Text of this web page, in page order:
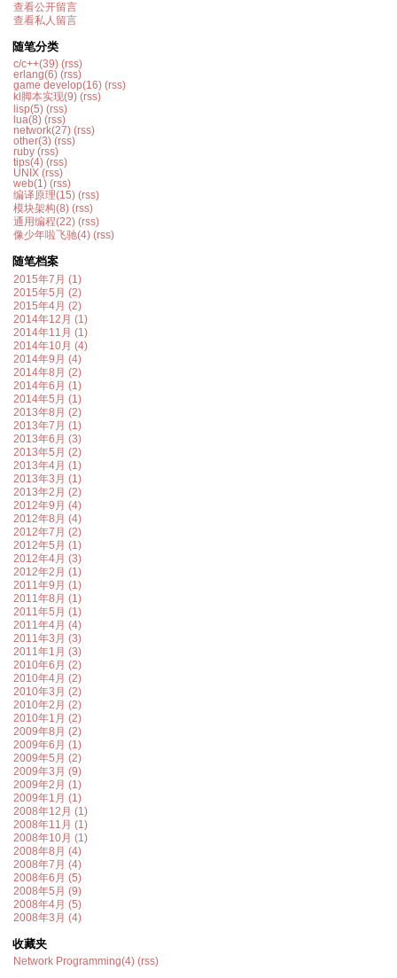
查看公开留言
查看私人留言
随笔分类
c/c++(39) (rss)
erlang(6) (rss)
game develop(16) (rss)
kl脚本实现(9) (rss)
lisp(5) (rss)
lua(8) (rss)
network(27) (rss)
other(3) (rss)
ruby (rss)
tips(4) (rss)
UNIX (rss)
web(1) (rss)
编译原理(15) (rss)
模块架构(8) (rss)
通用编程(22) (rss)
像少年啦飞驰(4) (rss)
随笔档案
2015年7月 (1)
2015年5月 (2)
2015年4月 (2)
2014年12月 (1)
2014年11月 (1)
2014年10月 (4)
2014年9月 (4)
2014年8月 (2)
2014年6月 (1)
2014年5月 (1)
2013年8月 (2)
2013年7月 (1)
2013年6月 (3)
2013年5月 (2)
2013年4月 (1)
2013年3月 (1)
2013年2月 (2)
2012年9月 (4)
2012年8月 (4)
2012年7月 (2)
2012年5月 (1)
2012年4月 (3)
2012年2月 (1)
2011年9月 (1)
2011年8月 (1)
2011年5月 (1)
2011年4月 (4)
2011年3月 (3)
2011年1月 (3)
2010年6月 (2)
2010年4月 (2)
2010年3月 (2)
2010年2月 (2)
2010年1月 (2)
2009年8月 (2)
2009年6月 (1)
2009年5月 (2)
2009年3月 (9)
2009年2月 (1)
2009年1月 (1)
2008年12月 (1)
2008年11月 (1)
2008年10月 (1)
2008年8月 (4)
2008年7月 (4)
2008年6月 (5)
2008年5月 (9)
2008年4月 (5)
2008年3月 (4)
收藏夹
Network Programming(4) (rss)